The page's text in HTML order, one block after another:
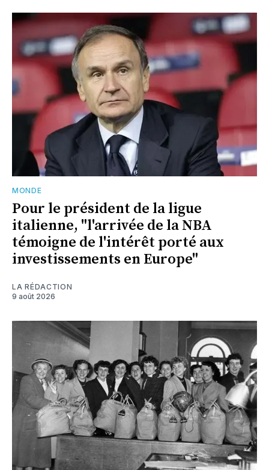
MONDE
Pour le président de la ligue
italienne, "l'arrivée de la NBA
témoigne de l'intérêt porté aux
investissements en Europe"
LA RÉDACTION
9 août 2026